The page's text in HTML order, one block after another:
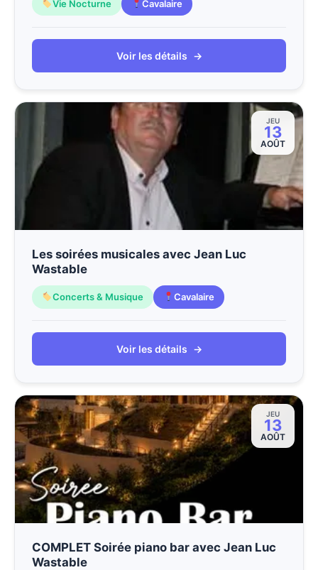
Vie Nocturne Cavalaire
Voir les détails →
JEU
13
AOÛT
Les soirées musicales avec Jean Luc
Wastable
Concerts & Musique Cavalaire
Voir les détails →
JEU
13
AOÛT
COMPLET Soirée piano bar avec Jean Luc
Wastable